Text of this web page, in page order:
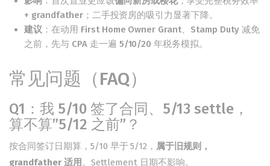
+ grandfather；二手投资房的吸引力显著下降。
建议 ：在动用 First Home Owner Grant、Stamp Duty 减免
之前，先与 CPA 走一遍 5/10/20 年税务模拟。
常见问题（FAQ）
Q1：我 5/10 签了合同、5/13 settle，
算不算”5/12 之前”？
按合同签订日期算，5/10 早于 5/12， 属于旧规则，
grandfather 适用。Settlement 日期不影响。